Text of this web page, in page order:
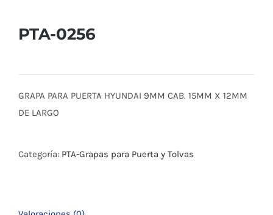
PTA-0256
GRAPA PARA PUERTA HYUNDAI 9MM CAB. 15MM X 12MM
DE LARGO
Categoría: PTA-Grapas para Puerta y Tolvas